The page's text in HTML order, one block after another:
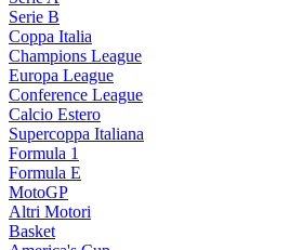
Serie B
Coppa Italia
Champions League
Europa League
Conference League
Calcio Estero
Supercoppa Italiana
Formula 1
Formula E
MotoGP
Altri Motori
Basket